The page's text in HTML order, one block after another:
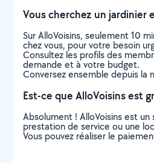
Vous cherchez un jardinier
Sur AlloVoisins, seulement 10
chez vous, pour votre besoin
Consultez les profils des
demande et à votre budget.
Conversez ensemble depuis la
Est-ce que AlloVoisins est
Absolument ! AlloVoisins est
prestation de service ou une
Vous pouvez réaliser le